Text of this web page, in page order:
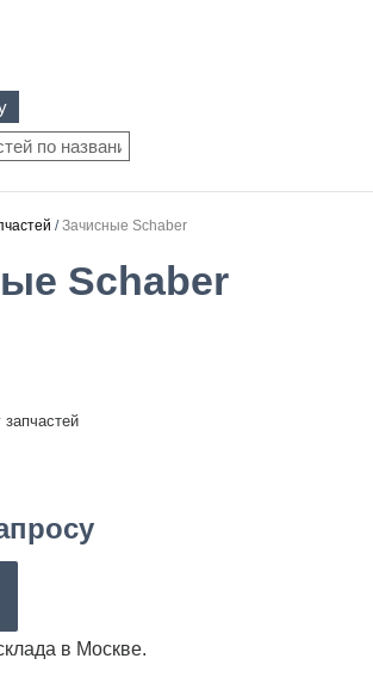
/Зачисные Schaber
Schaber
запчастей
в Москве.